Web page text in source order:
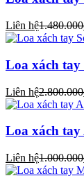
Liên hệ
Loa xách tay
Liên hệ
Loa xách
Liên hệ